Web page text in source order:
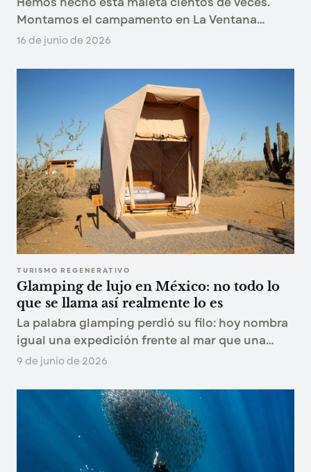
Montamos el campamento en La Ventana
temporada tras temporada, así que esta lista no
nosotros.
16 de junio de 2026
TURISMO REGENERATIVO
Glamping de lujo en México: no todo lo
que se llama así realmente lo es
La palabra glamping perdió su filo: hoy nombra
igual una expedición frente al mar que una
tienda con foquitos. Qué distingue al glamping
reservar.
9 de junio de 2026